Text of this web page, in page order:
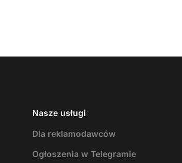
Nasze usługi
Dla reklamodawców
Ogłoszenia w Telegramie